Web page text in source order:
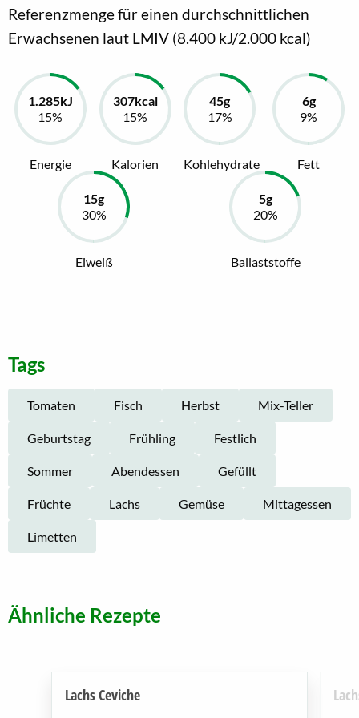
Referenzmenge für einen durchschnittlichen
Erwachsenen laut LMIV (8.400 kJ/2.000 kcal)
Energie Kalorien Kohlehydrate Fett
Eiweiß Ballaststoffe
Tags
Tomaten Fisch Herbst Mix-Teller
Geburtstag Frühling Festlich
Sommer Abendessen Gefüllt
Früchte Lachs Gemüse Mittagessen
Limetten
Ähnliche Rezepte
Lachs Ceviche